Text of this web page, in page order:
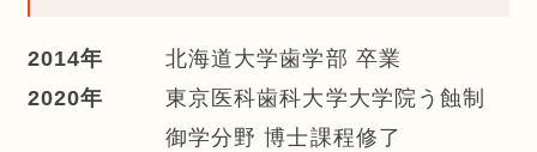
2014年
北海道大学歯学部 卒業
2020年
東京医科歯科大学大学院う蝕制
御学分野 博士課程修了